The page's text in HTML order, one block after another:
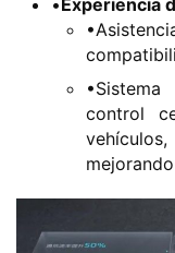
a
•​​Experiencia
control